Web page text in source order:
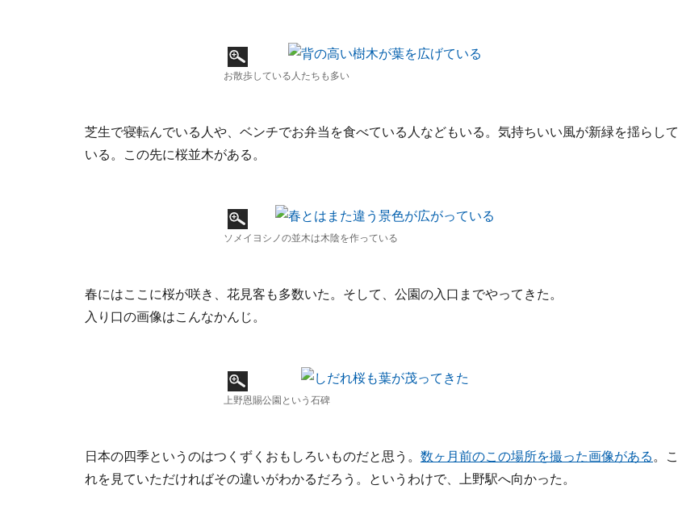
お散歩している人たちも多い
芝生で寝転んでいる人や、ベンチでお弁当を食べている人などもいる。気持ちいい風が新緑を揺らして
いる。この先に桜並木がある。
ソメイヨシノの並木は木陰を作っている
春にはここに桜が咲き、花見客も多数いた。そして、公園の入口までやってきた。
入り口の画像はこんなかんじ。
上野恩賜公園という石碑
日本の四季というのはつくずくおもしろいものだと思う。 数ヶ月前のこの場所を撮った画像がある 。こ
れを見ていただければその違いがわかるだろう。というわけで、上野駅へ向かった。